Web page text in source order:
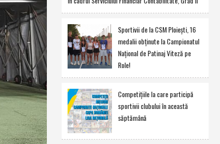
Sportivii de la CSM Ploieşti, 16
medalii obţinute la Campionatul
Naţional de Patinaj Viteză pe
Role!
Competiţiile la care participă
sportivii clubului în această
săptămână